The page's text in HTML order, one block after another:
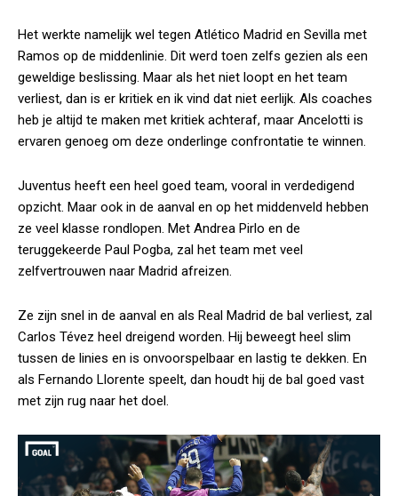
Het werkte namelijk wel tegen Atlético Madrid en Sevilla met
Ramos op de middenlinie. Dit werd toen zelfs gezien als een
geweldige beslissing. Maar als het niet loopt en het team
verliest, dan is er kritiek en ik vind dat niet eerlijk. Als coaches
heb je altijd te maken met kritiek achteraf, maar Ancelotti is
ervaren genoeg om deze onderlinge confrontatie te winnen.
Juventus heeft een heel goed team, vooral in verdedigend
opzicht. Maar ook in de aanval en op het middenveld hebben
ze veel klasse rondlopen. Met Andrea Pirlo en de
teruggekeerde Paul Pogba, zal het team met veel
zelfvertrouwen naar Madrid afreizen.
Ze zijn snel in de aanval en als Real Madrid de bal verliest, zal
Carlos Tévez heel dreigend worden. Hij beweegt heel slim
tussen de linies en is onvoorspelbaar en lastig te dekken. En
als Fernando Llorente speelt, dan houdt hij de bal goed vast
met zijn rug naar het doel.